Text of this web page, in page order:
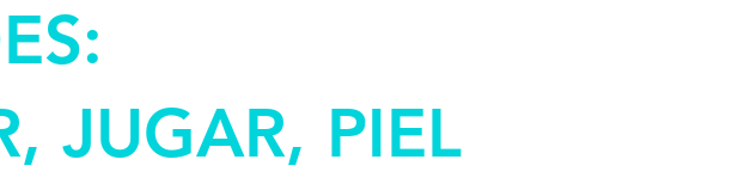
JUGAR, PIEL